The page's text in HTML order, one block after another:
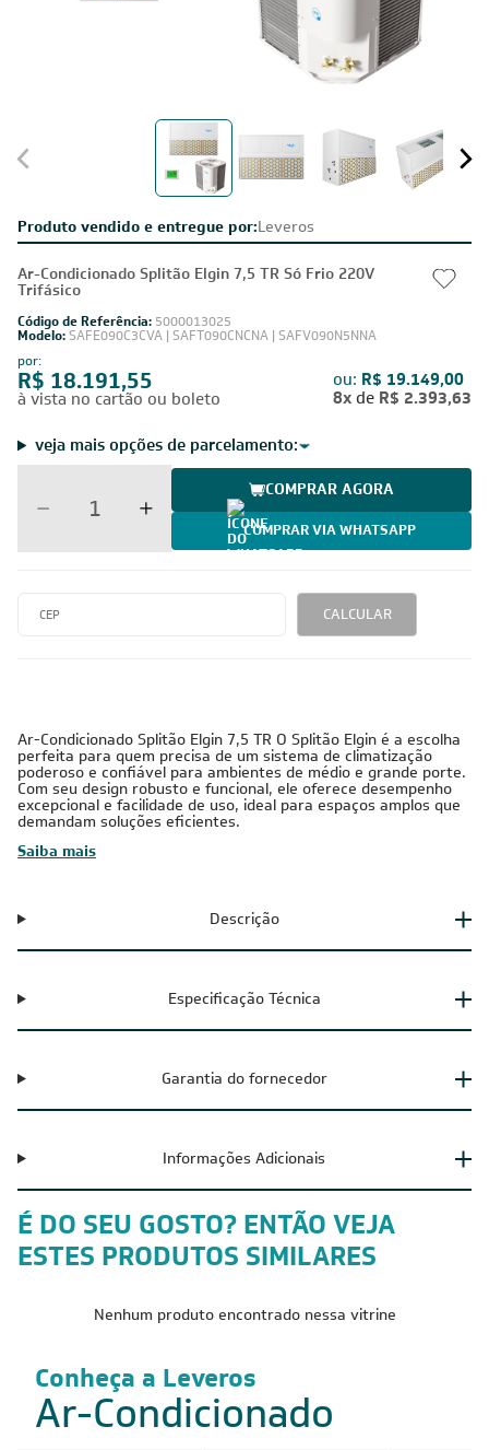
Produto vendido e entregue por:Leveros
Ar-Condicionado Splitão Elgin 7,5 TR Só Frio 220V
Trifásico
Código de Referência: 5000013025
Modelo:SAFE090C3CVA | SAFT090CNCNA | SAFV090N5NNA
por:
R$ 18.191,55
à vista no cartão ou boleto
ou: R$ 19.149,00
8x de R$ 2.393,63
veja mais opções de parcelamento:
COMPRAR AGORA
COMPRAR VIA WHATSAPP
CALCULAR
Ar-Condicionado Splitão Elgin 7,5 TR O Splitão Elgin é a escolha
perfeita para quem precisa de um sistema de climatização
poderoso e confiável para ambientes de médio e grande porte.
Com seu design robusto e funcional, ele oferece desempenho
excepcional e facilidade de uso, ideal para espaços amplos que
demandam soluções eficientes.
Saiba mais
Descrição
Especificação Técnica
Garantia do fornecedor
Informações Adicionais
É DO SEU GOSTO? ENTÃO VEJA
ESTES PRODUTOS SIMILARES
Nenhum produto encontrado nessa vitrine
Conheça a Leveros
Ar-Condicionado